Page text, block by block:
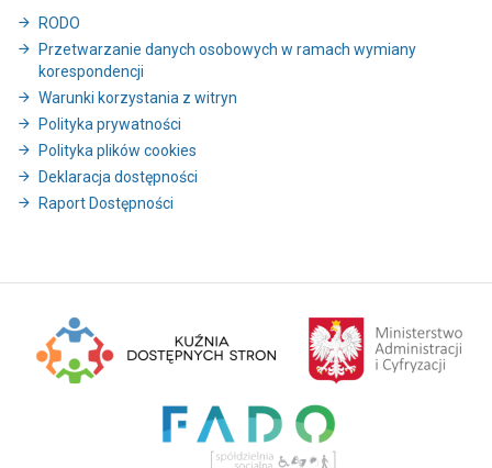
RODO
Przetwarzanie danych osobowych w ramach wymiany
korespondencji
Warunki korzystania z witryn
Polityka prywatności
Polityka plików cookies
Deklaracja dostępności
Raport Dostępności